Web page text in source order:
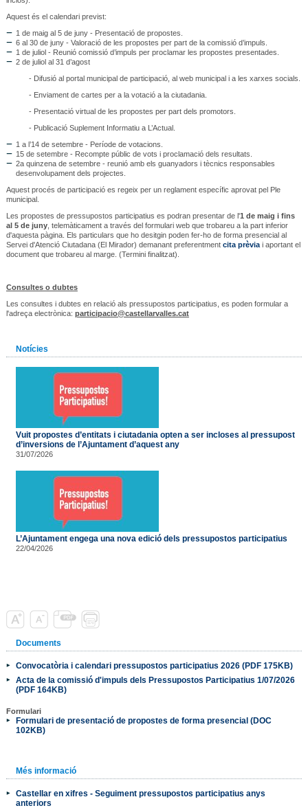
Aquest és el calendari previst:
1 de maig al 5 de juny - Presentació de propostes.
6 al 30 de juny - Valoració de les propostes per part de la comissió d’impuls.
1 de juliol - Reunió comissió d’impuls per proclamar les propostes presentades.
2 de juliol al 31 d’agost
- Difusió al portal municipal de participació, al web municipal i a les xarxes socials.
- Enviament de cartes per a la votació a la ciutadania.
- Presentació virtual de les propostes per part dels promotors.
- Publicació Suplement Informatiu a L’Actual.
1 a l’14 de setembre - Període de votacions.
15 de setembre - Recompte públic de vots i proclamació dels resultats.
2a quinzena de setembre - reunió amb els guanyadors i tècnics responsables
desenvolupament dels projectes.
Aquest procés de participació es regeix per un reglament específic aprovat pel Ple
municipal.
Les propostes de pressupostos participatius es podran presentar de l'1 de maig i fins
al 5 de juny, telemàticament a través del formulari web que trobareu a la part inferior
d'aquesta pàgina. Els particulars que ho desitgin poden fer-ho de forma presencial al
Servei d'Atenció Ciutadana (El Mirador) demanant preferentment cita prèviai aportant el
document que trobareu al marge. (Termini finalitzat).
Consultes o dubtes
Les consultes i dubtes en relació als pressupostos participatius, es poden formular a
l'adreça electrònica: participacio@castellarvalles.cat
Notícies
Vuit propostes d’entitats i ciutadania opten a ser incloses al pressupost
d’inversions de l’Ajuntament d’aquest any
31/07/2026
L’Ajuntament engega una nova edició dels pressupostos participatius
22/04/2026
Documents
Convocatòria i calendari pressupostos participatius 2026 (PDF 175KB)
Acta de la comissió d'impuls dels Pressupostos Participatius 1/07/2026
(PDF 164KB)
Formulari
Formulari de presentació de propostes de forma presencial (DOC
102KB)
Més informació
Castellar en xifres - Seguiment pressupostos participatius anys
anteriors